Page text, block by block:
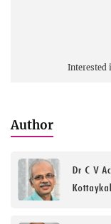
Interested
Author
Dr C V